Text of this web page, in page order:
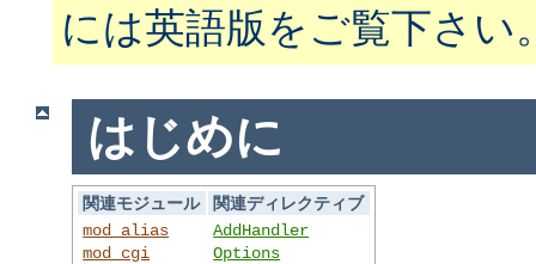
には英語版をご覧下さい
はじめに
関連モジュール
関連ディレクティブ
mod_alias
mod_cgi
AddHandler
Options